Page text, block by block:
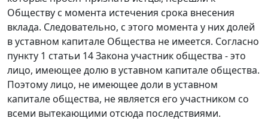
Обществу с момента истечения срока внесения
вклада. Следовательно, с этого момента у них долей
в уставном капитале Общества не имеется. Согласно
пункту 1 статьи 14Закона участник общества - это
лицо, имеющее долю в уставном капитале общества.
Поэтому лицо, не имеющее доли в уставном
капитале общества, не является его участником со
всеми вытекающими отсюда последствиями.